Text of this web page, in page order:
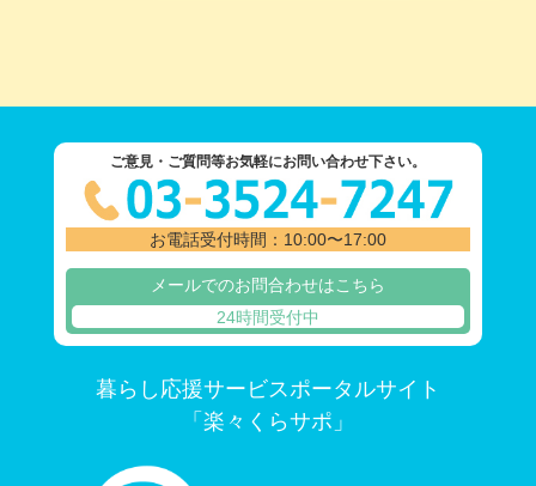
ご意見・ご質問等お気軽にお問い合わせ下さい。
お電話受付時間：10:00〜17:00
メールでのお問合わせはこちら
24時間受付中
暮らし応援サービスポータルサイト
「楽々くらサポ」